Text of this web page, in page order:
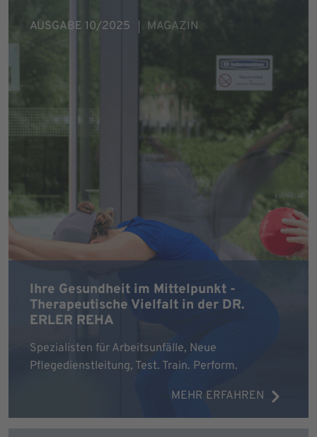
Ihre Gesundheit im Mittelpunkt -
Therapeutische Vielfalt in der DR.
ERLER REHA
Spezialisten für Arbeitsunfälle, Neue
Pflegedienstleitung, Test. Train. Perform.
MEHR ERFAHREN
AUSGABE 10/2025 MAGAZIN